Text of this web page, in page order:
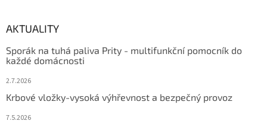
AKTUALITY
Sporák na tuhá paliva Prity - multifunkční pomocník do
každé domácnosti
2.7.2026
Krbové vložky-vysoká výhřevnost a bezpečný provoz
7.5.2026